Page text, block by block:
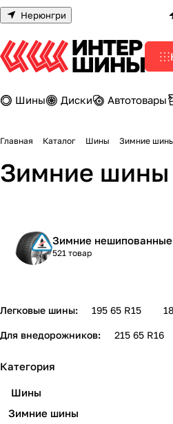
Нерюнгри
Шины Диски Автотовары
Главная Каталог Шины Зимние
Зимние шины
Зимние нешипованные
521 товар
Легковые шины: 195 65 R15
Для внедорожников: 215 65 R16
Категория
Шины
Зимние шины